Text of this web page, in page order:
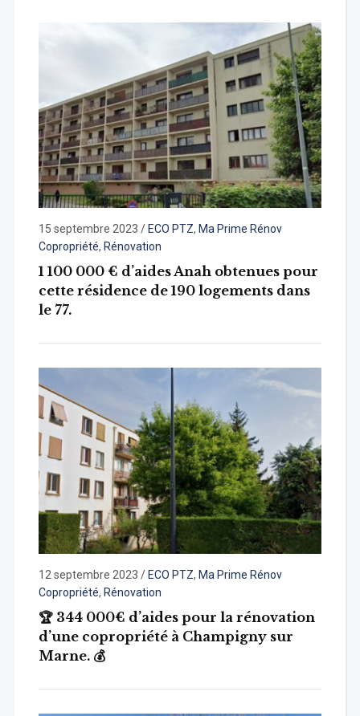
15 septembre 2023 / ECO PTZ, Ma Prime Rénov
Copropriété, Rénovation
1 100 000 € d’aides Anah obtenues pour
cette résidence de 190 logements dans
le 77.
12 septembre 2023 / ECO PTZ, Ma Prime Rénov
Copropriété, Rénovation
🏆 344 000€ d’aides pour la rénovation
d’une copropriété à Champigny sur
Marne. 💰